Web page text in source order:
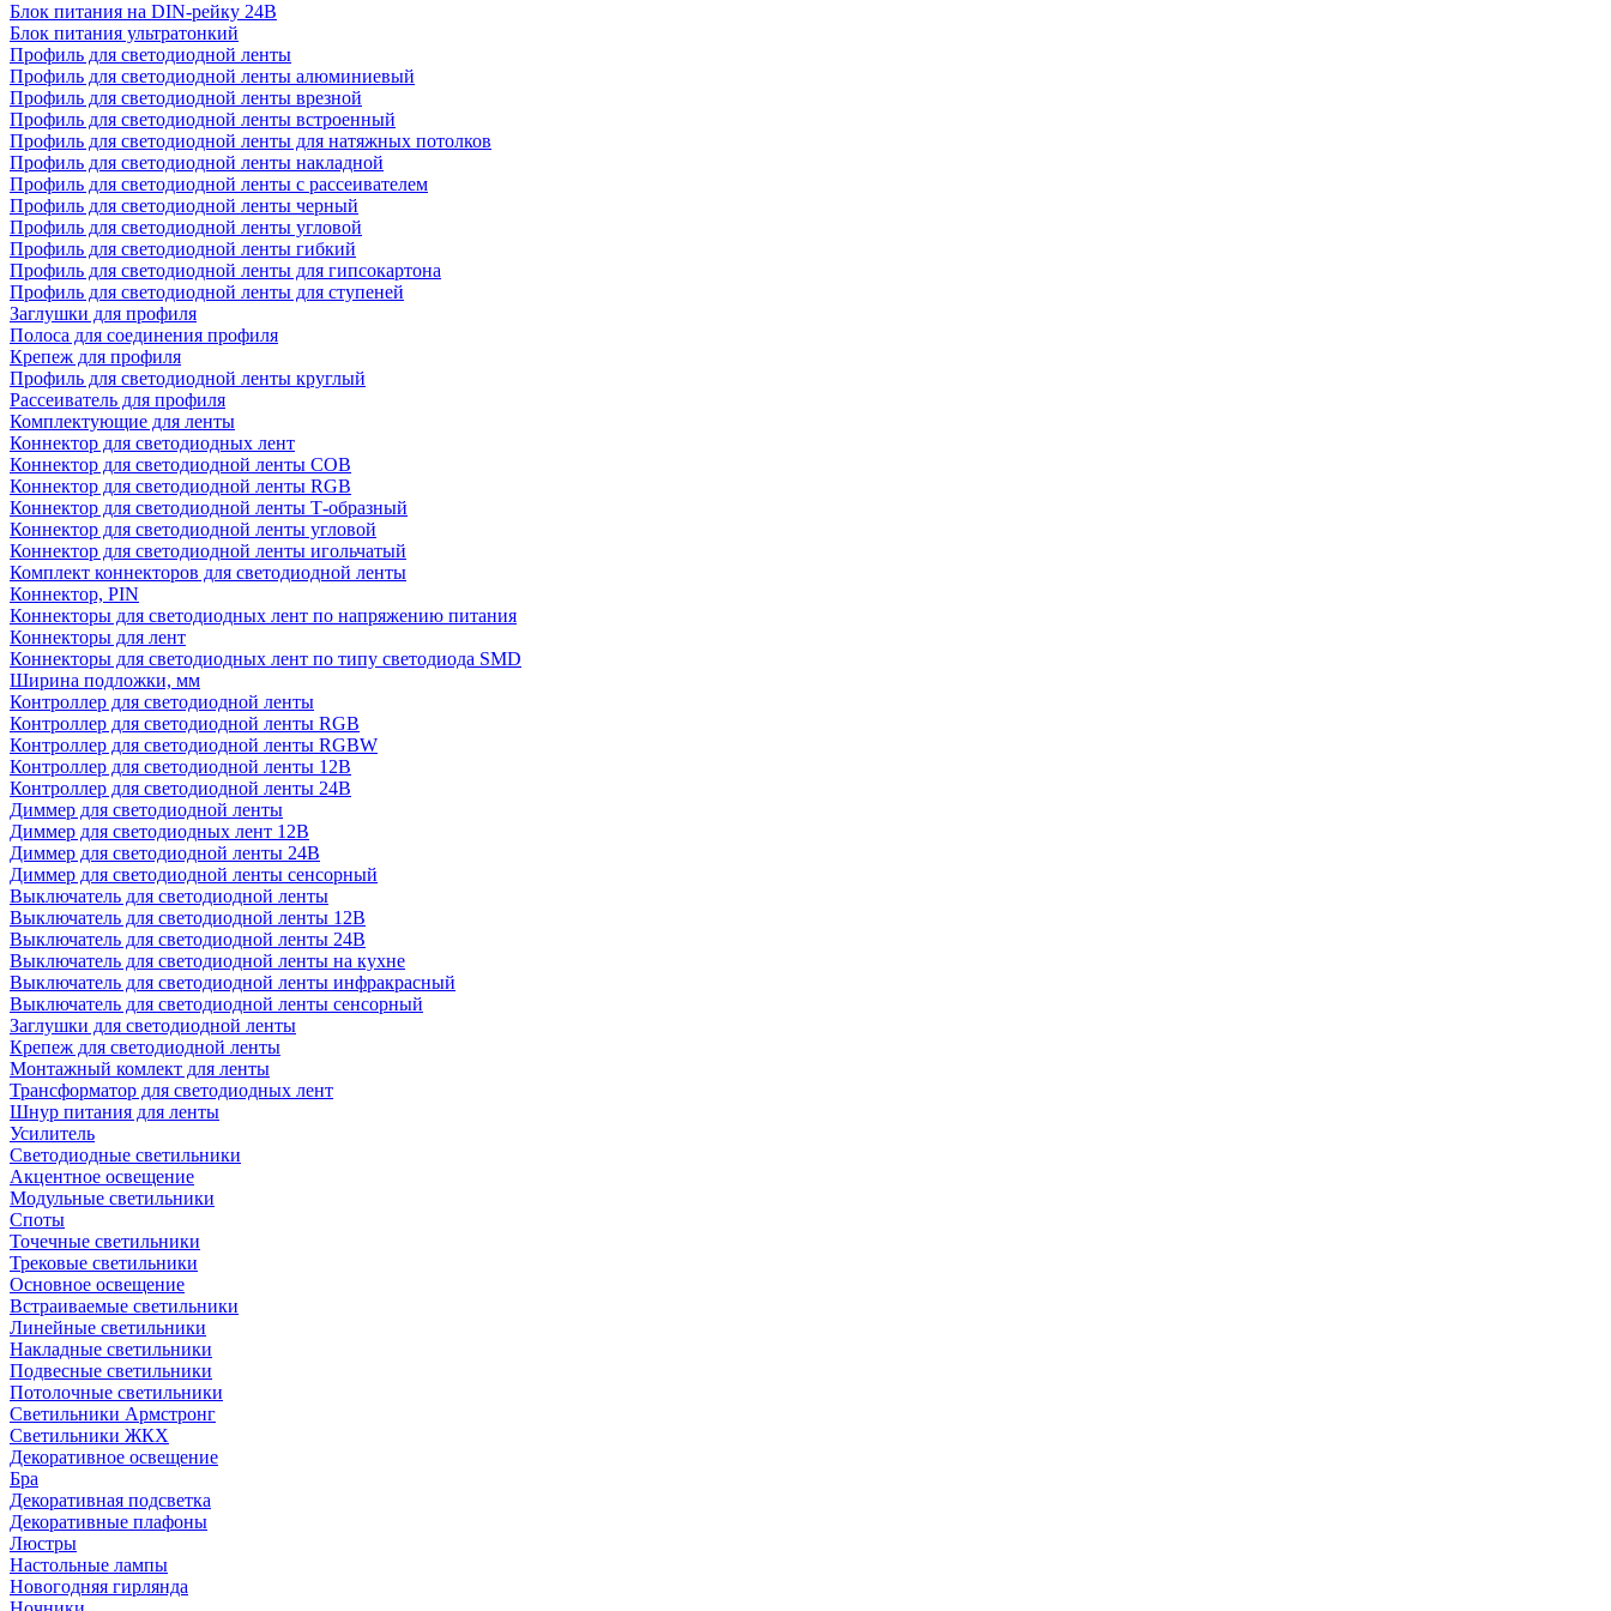
Блок питания на DIN-рейку 24В
Блок питания ультратонкий
Профиль для светодиодной ленты
Профиль для светодиодной ленты алюминиевый
Профиль для светодиодной ленты врезной
Профиль для светодиодной ленты встроенный
Профиль для светодиодной ленты для натяжных потолков
Профиль для светодиодной ленты накладной
Профиль для светодиодной ленты с рассеивателем
Профиль для светодиодной ленты черный
Профиль для светодиодной ленты угловой
Профиль для светодиодной ленты гибкий
Профиль для светодиодной ленты для гипсокартона
Профиль для светодиодной ленты для ступеней
Заглушки для профиля
Полоса для соединения профиля
Крепеж для профиля
Профиль для светодиодной ленты круглый
Рассеиватель для профиля
Комплектующие для ленты
Коннектор для светодиодных лент
Коннектор для светодиодной ленты COB
Коннектор для светодиодной ленты RGB
Коннектор для светодиодной ленты Т-образный
Коннектор для светодиодной ленты угловой
Коннектор для светодиодной ленты игольчатый
Комплект коннекторов для светодиодной ленты
Коннектор, PIN
Коннекторы для светодиодных лент по напряжению питания
Коннекторы для лент
Коннекторы для светодиодных лент по типу светодиода SMD
Ширина подложки, мм
Контроллер для светодиодной ленты
Контроллер для светодиодной ленты RGB
Контроллер для светодиодной ленты RGBW
Контроллер для светодиодной ленты 12В
Контроллер для светодиодной ленты 24В
Диммер для светодиодной ленты
Диммер для светодиодных лент 12В
Диммер для светодиодной ленты 24В
Диммер для светодиодной ленты сенсорный
Выключатель для светодиодной ленты
Выключатель для светодиодной ленты 12В
Выключатель для светодиодной ленты 24В
Выключатель для светодиодной ленты на кухне
Выключатель для светодиодной ленты инфракрасный
Выключатель для светодиодной ленты сенсорный
Заглушки для светодиодной ленты
Крепеж для светодиодной ленты
Монтажный комлект для ленты
Трансформатор для светодиодных лент
Шнур питания для ленты
Усилитель
Светодиодные светильники
Акцентное освещение
Модульные светильники
Споты
Точечные светильники
Трековые светильники
Основное освещение
Встраиваемые светильники
Линейные светильники
Накладные светильники
Подвесные светильники
Потолочные светильники
Светильники Армстронг
Светильники ЖКХ
Декоративное освещение
Бра
Декоративная подсветка
Декоративные плафоны
Люстры
Настольные лампы
Новогодняя гирлянда